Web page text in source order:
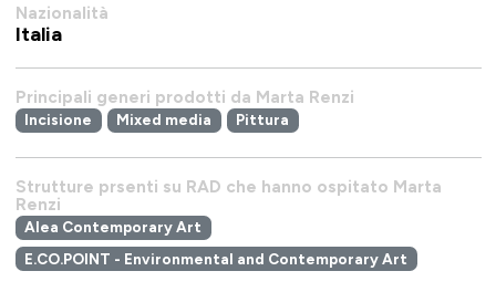
Nazionalità
Italia
Principali generi prodotti da Marta Renzi
Incisione Mixed media Pittura
Strutture prsenti su RAD che hanno ospitato Marta
Renzi
Alea Contemporary Art
E.CO.POINT - Environmental and Contemporary Art